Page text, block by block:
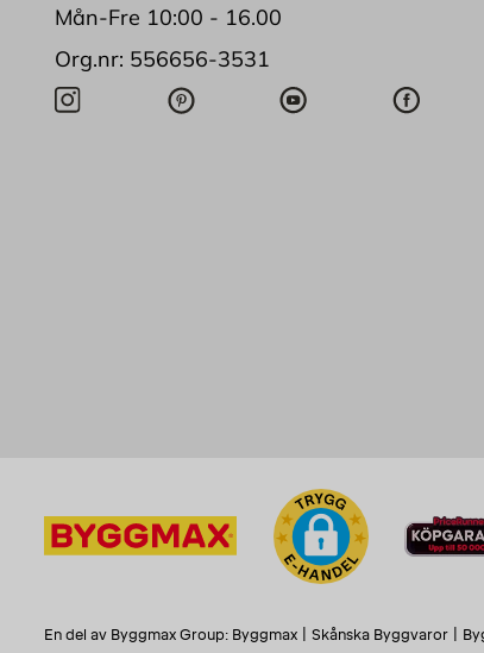
Mån-Fre 10:00 - 16.00
Org.nr: 556656-3531
En del av Byggmax Group: Byggmax Skånska Byggvaror